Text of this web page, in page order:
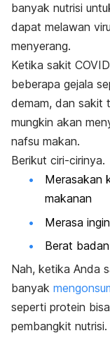
banyak nutrisi
dapat melawan
menyerang.
Ketika sakit
beberapa gejala
demam, dan sakit
mungkin akan
nafsu makan.
Berikut ciri-cirinya.
Merasakan
makanan
Merasa
Berat
Nah, ketika Anda
banyak
seperti protein
pembangkit nutrisi.